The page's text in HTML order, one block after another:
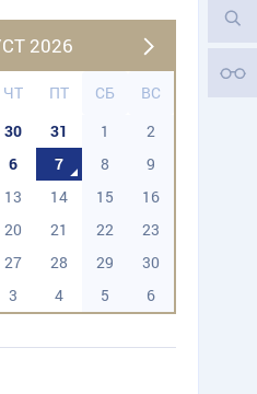
2026
ЧТ ПТ СБ
ВС
30 31 1
2
6 7 8
9
13 14 15
16
20 21 22
23
27 28 29
30
3 4 5 6